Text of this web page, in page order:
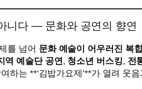
니다 — 문화와 공연의 향연
를 넘어 문화 예술이 어우러진 복
역 예술단 공연, 청소년 버스킹, 전
하는 **‘김밥가요제’**가 열려 웃